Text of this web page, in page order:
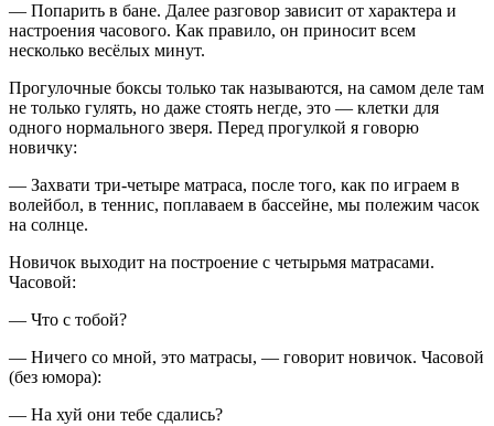
— Попарить в бане. Далее разговор зависит от характера и
настроения часового. Как правило, он приносит всем
несколько весёлых минут.
Прогулочные боксы только так называются, на самом деле там
не только гулять, но даже стоять негде, это — клетки для
одного нормального зверя. Перед прогулкой я говорю
новичку:
— Захвати три-четыре матраса, после того, как по играем в
волейбол, в теннис, поплаваем в бассейне, мы полежим часок
на солнце.
Новичок выходит на построение с четырьмя матрасами.
Часовой:
— Что с тобой?
— Ничего со мной, это матрасы, — говорит новичок. Часовой
(без юмора):
— На хуй они тебе сдались?